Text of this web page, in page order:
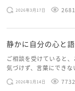
げたいという想いから
稿してみようと思います
2026年3月17日 2681
静かに自分の心と
ご相談を受けていると
気づけず、言葉にでき
ースがありますお悩みと
層心理）に触れることで
2026年1月14日 7732